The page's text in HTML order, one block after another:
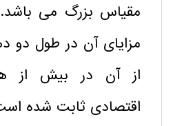
مقیاس بزرگ می باشد.
مزایای آن در طول دو
از آن در بیش از
اقتصادی ثابت شده